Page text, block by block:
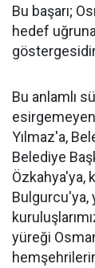
Bu başarı;
hedef
Bu anlamlı
esirgemeyen
Yılmaz'a,
Belediye
Özkahya'ya,
Bulgurcu'ya,
yüreği